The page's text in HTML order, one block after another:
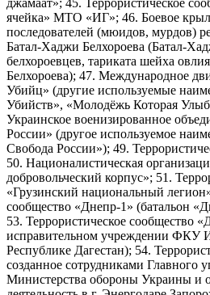
ячейка» МТО «ИГ»; 46. Боевое
последователей (мюидов, мурдов)
Батал-Хаджи Белхороева (Батал-
белхороевцев, тариката шейха
Белхороева); 47. Международное
Убийц» (другие используемые
Убийств», «Молодёжь Которая
Украинское военизированное
России» (другое используемое
Свобода России»); 49.
50. Националистическая
добровольческий корпус»; 51.
«Грузинский национальный
сообщество «Днепр-1» (батальон
53. Террористическое сообщество
исправительном учреждении
Республике Дагестан); 54.
созданное сотрудниками Главного
Министерства обороны Украины и